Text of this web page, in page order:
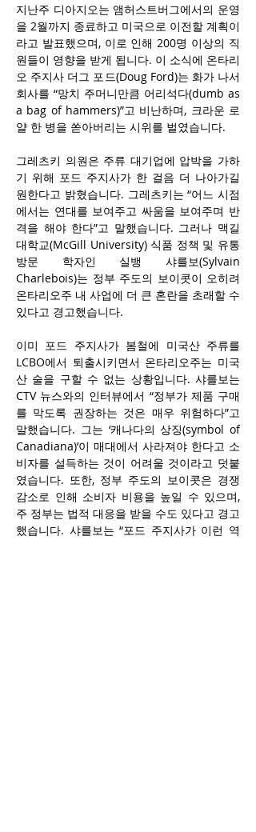
지난주 디아지오는 앰허스트버그에서의 운영
을 2월까지 종료하고 미국으로 이전할 계획이
라고 발표했으며, 이로 인해 200명 이상의 직
원들이 영향을 받게 됩니다. 이 소식에 온타리
오 주지사 더그 포드(Doug Ford)는 화가 나서
회사를 “망치 주머니만큼 어리석다(dumb as
a bag of hammers)”고 비난하며, 크라운 로
얄 한 병을 쏟아버리는 시위를 벌였습니다.
그레츠키 의원은 주류 대기업에 압박을 가하
기 위해 포드 주지사가 한 걸음 더 나아가길
원한다고 밝혔습니다. 그레츠키는 “어느 시점
에서는 연대를 보여주고 싸움을 보여주며 반
격을 해야 한다”고 말했습니다. 그러나 맥길
대학교(McGill University) 식품 정책 및 유통
방문 학자인 실뱅 샤를보(Sylvain
Charlebois)는 정부 주도의 보이콧이 오히려
온타리오주 내 사업에 더 큰 혼란을 초래할 수
있다고 경고했습니다.
이미 포드 주지사가 봄철에 미국산 주류를
LCBO에서 퇴출시키면서 온타리오주는 미국
산 술을 구할 수 없는 상황입니다. 샤를보는
CTV 뉴스와의 인터뷰에서 “정부가 제품 구매
를 막도록 권장하는 것은 매우 위험하다”고
말했습니다. 그는 ‘캐나다의 상징(symbol of
Canadiana)’이 매대에서 사라져야 한다고 소
비자를 설득하는 것이 어려울 것이라고 덧붙
였습니다. 또한, 정부 주도의 보이콧은 경쟁
감소로 인해 소비자 비용을 높일 수 있으며,
주 정부는 법적 대응을 받을 수도 있다고 경고
했습니다. 샤를보는 “포드 주지사가 이런 역